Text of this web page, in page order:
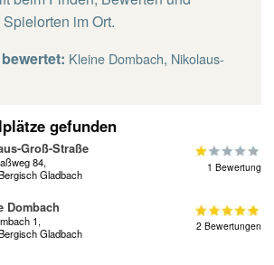
im Ort.
Kleine Dombach, Nikolaus-
gefunden
Groß-Straße
84,
Gladbach
1 Bewertung
Dombach
1,
Gladbach
2 Bewertungen